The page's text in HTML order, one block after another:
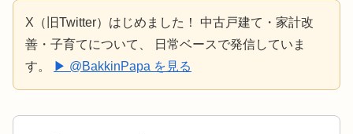
X（旧Twitter）はじめました！ 中古戸建て・家計改
善・子育てについて、 日常ベースで発信していま
す。
▶ @BakkinPapa を見る